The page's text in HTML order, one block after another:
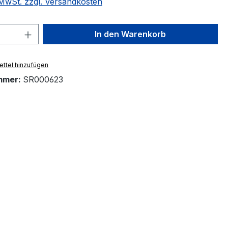
Anzahl: Gib den gewünschten Wert
In den Warenkorb
hinzufügen
SR000623